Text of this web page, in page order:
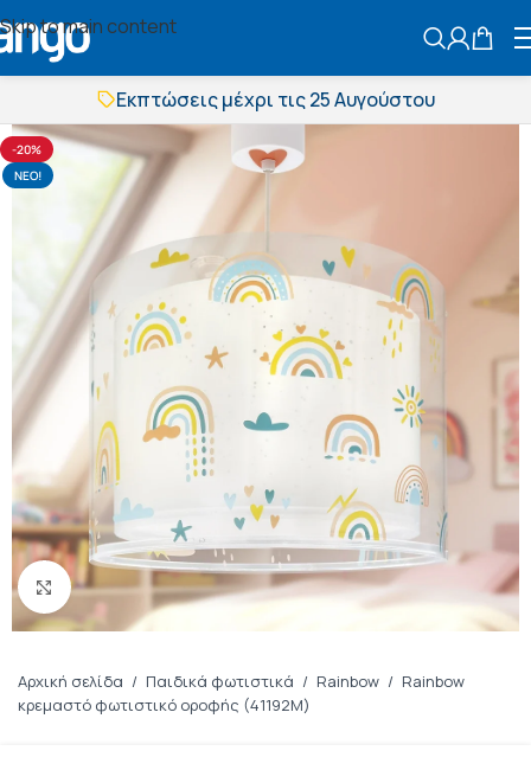
Skip to main content
Εκπτώσεις μέχρι τις 25 Αυγούστου
Δωρεάν μεταφορικά
BOXNOW αποστολή
Άμεση παράδοση
Εκπτώσεις μέχρι τις 25 Αυγούστου
Δωρεάν μεταφορικά
BOXNOW αποστολή
Άμεση παράδοση
-20%
NΕΟ!
Πατήστε για μεγέθυνση
Αρχική σελίδα / Παιδικά φωτιστικά / Rainbow / Rainbow
κρεμαστό φωτιστικό οροφής (41192M)